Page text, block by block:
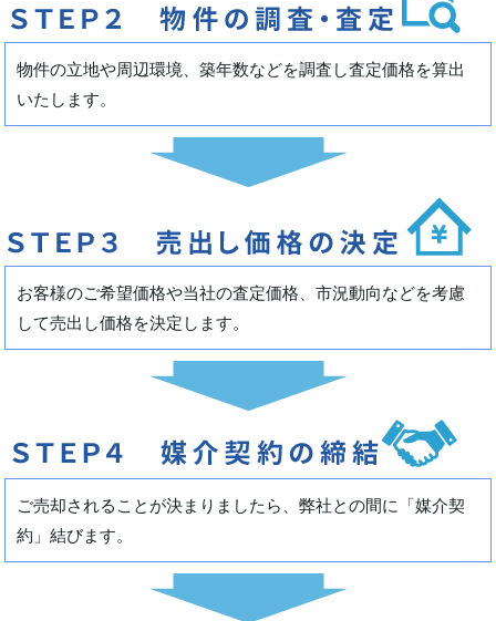
物件の立地や周辺環境、築年数などを調査し査定価格を算出
いたします。
お客様のご希望価格や当社の査定価格、市況動向などを考慮
して売出し価格を決定します。
ご売却されることが決まりましたら、弊社との間に「媒介契
約」結びます。